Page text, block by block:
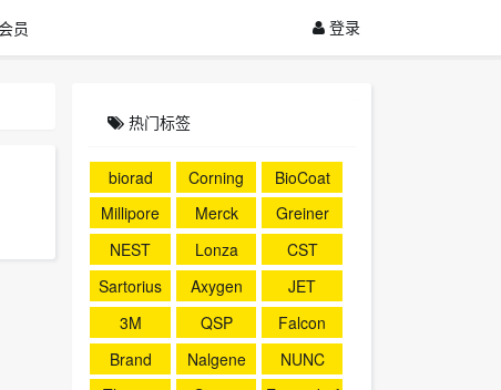
员 登录
热门标签
biorad Corning
BioCoat
Millipore
Merck
Greiner
NEST
Lonza
CST
Sartorius
Axygen
JET
3M
QSP
Falcon
Brand
Nalgene
NUNC